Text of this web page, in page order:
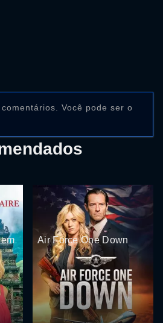
Você pode ser o
Air Force One Down